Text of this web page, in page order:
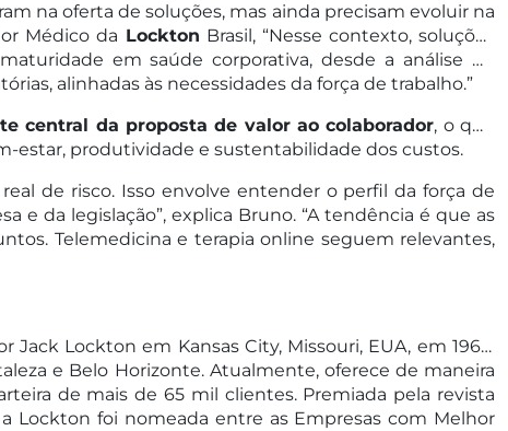
na oferta de soluções, mas ainda precisam evoluir na
Médico da Lockton Brasil, “Nesse contexto, soluções
em saúde corporativa, desde a análise de
alinhadas às necessidades da força de trabalho.”
central da proposta de valor ao colaborador, o que
estar, produtividade e sustentabilidade dos custos.
de risco. Isso envolve entender o perfil da força de
da legislação”, explica Bruno. “A tendência é que as
Telemedicina e terapia online seguem relevantes,
Lockton em Kansas City, Missouri, EUA, em 1966.
e Belo Horizonte. Atualmente, oferece de maneira
de mais de 65 mil clientes. Premiada pela revista
Lockton foi nomeada entre as Empresas com Melhor